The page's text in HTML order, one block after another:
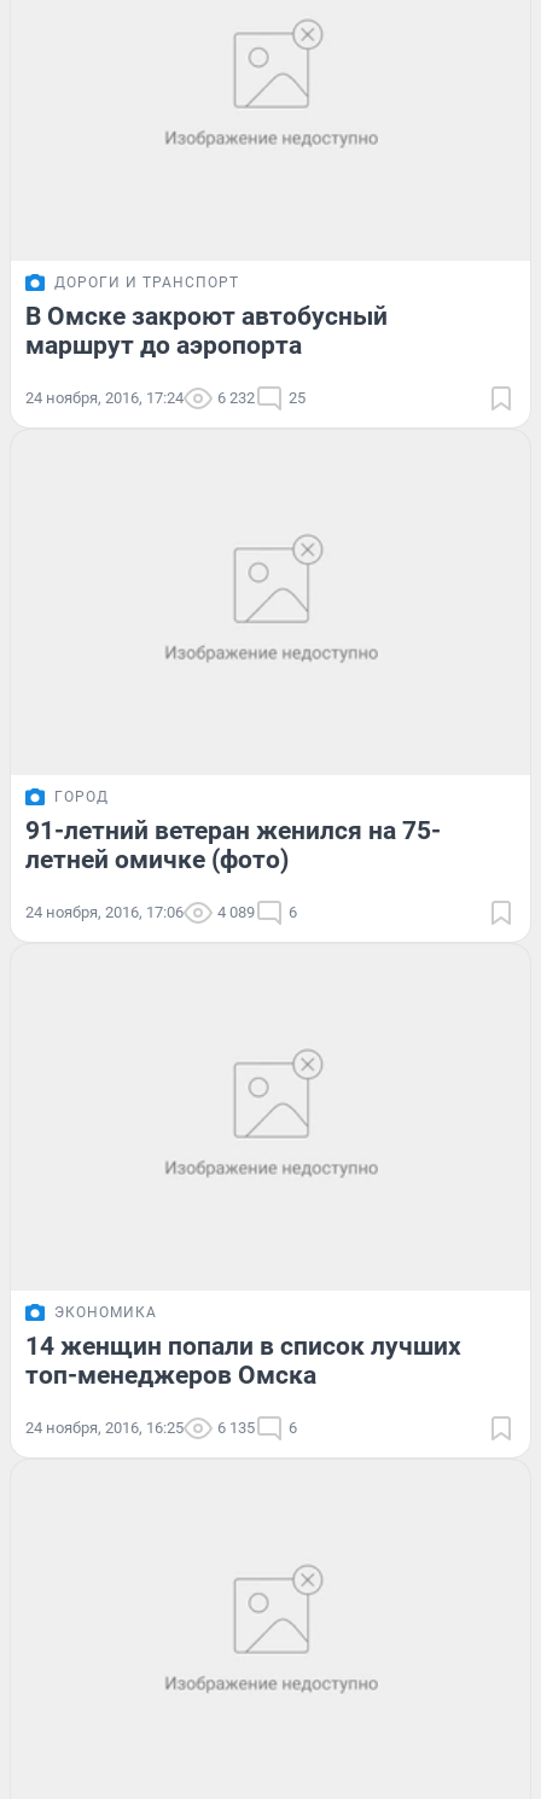
ДОРОГИ И ТРАНСПОРТ
В Омске закроют автобусный
маршрут до аэропорта
24 ноября, 2016, 17:24 6 232 25
ГОРОД
91-летний ветеран женился на 75-
летней омичке (фото)
24 ноября, 2016, 17:06 4 089 6
ЭКОНОМИКА
14 женщин попали в список лучших
топ-менеджеров Омска
24 ноября, 2016, 16:25 6 135 6